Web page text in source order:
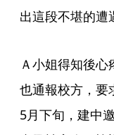
出這段不堪的遭
Ａ小姐得知後
也通報校方，要
5月下旬，建中